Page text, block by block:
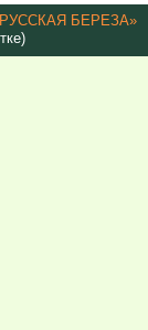
«РУССКАЯ БЕРЕЗА»